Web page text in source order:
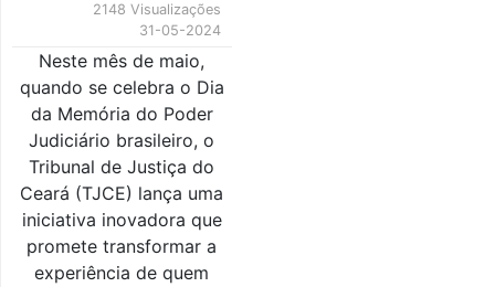
2148 Visualizações
31-05-2024
Neste mês de maio,
quando se celebra o Dia
da Memória do Poder
Judiciário brasileiro, o
Tribunal de Justiça do
Ceará (TJCE) lança uma
iniciativa inovadora que
promete transformar a
experiência de quem